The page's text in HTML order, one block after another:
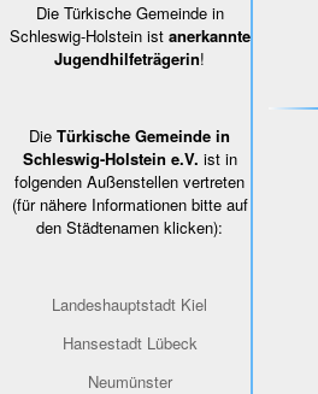
Die Türkische Gemeinde in
Schleswig-Holstein ist anerkannte
Jugendhilfeträgerin!
Die Türkische Gemeinde in
Schleswig-Holstein e.V. ist in
folgenden Außenstellen vertreten
(für nähere Informationen bitte auf
den Städtenamen klicken):
Landeshauptstadt Kiel
Hansestadt Lübeck
Neumünster